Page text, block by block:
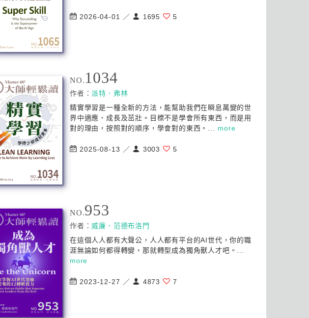
2026-04-01 ／ 1695 5
NO. 1034
作者：派特．弗林
精實學習是一種全新的方法，能幫助我們在瞬息萬變的世
界中適應、成長及茁壯。目標不是學會所有東西，而是用
對的理由，按照對的順序，學會對的東西。... more
2025-08-13 ／ 3003 5
NO.953
作者： 威廉．范德布洛門
在這個人人都有大聲公，人人都有平台的AI世代，你的職
涯無論如何都得轉變，那就轉型成為獨角獸人才吧。...
more
2023-12-27 ／ 4873 7